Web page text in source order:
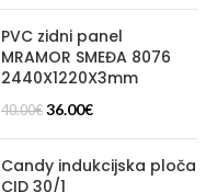
PVC zidni panel
MRAMOR SMEĐA 8076
2440X1220X3mm
40.00€ 36.00€
Candy indukcijska ploča
CID 30/1